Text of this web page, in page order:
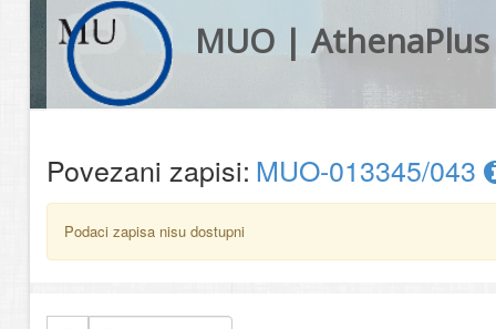
MUO | AthenaPlus
Povezani zapisi: MUO-013345/043
Podaci zapisa nisu dostupni